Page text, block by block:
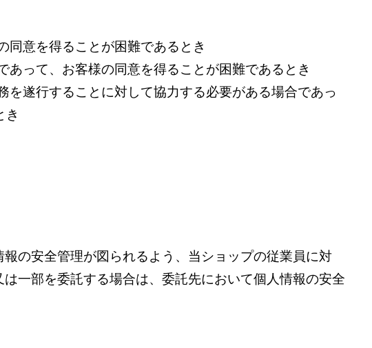
同意を得ることが困難であるとき
あって、お客様の同意を得ることが困難であるとき
を遂行することに対して協力する必要がある場合であっ
き
の安全管理が図られるよう、当ショップの従業員に対
一部を委託する場合は、委託先において個人情報の安全